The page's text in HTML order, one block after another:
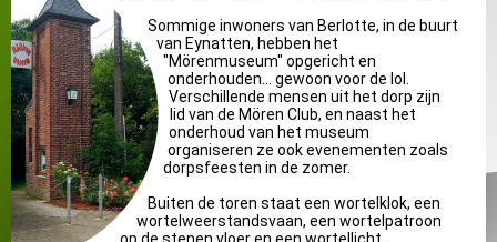
Sommige inwoners van Berlotte, in de buurt
van Eynatten, hebben het
"Mörenmuseum" opgericht en
onderhouden... gewoon voor de lol.
Verschillende mensen uit het dorp zijn
lid van de Mören Club, en naast het
onderhoud van het museum
organiseren ze ook evenementen zoals
dorpsfeesten in de zomer.
Buiten de toren staat een wortelklok, een
wortelweerstandsvaan, een wortelpatroon
op de stenen vloer en een wortellicht.